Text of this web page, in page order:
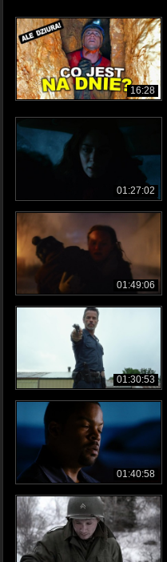
16:28
01:27:02
01:49:06
01:30:53
01:40:58